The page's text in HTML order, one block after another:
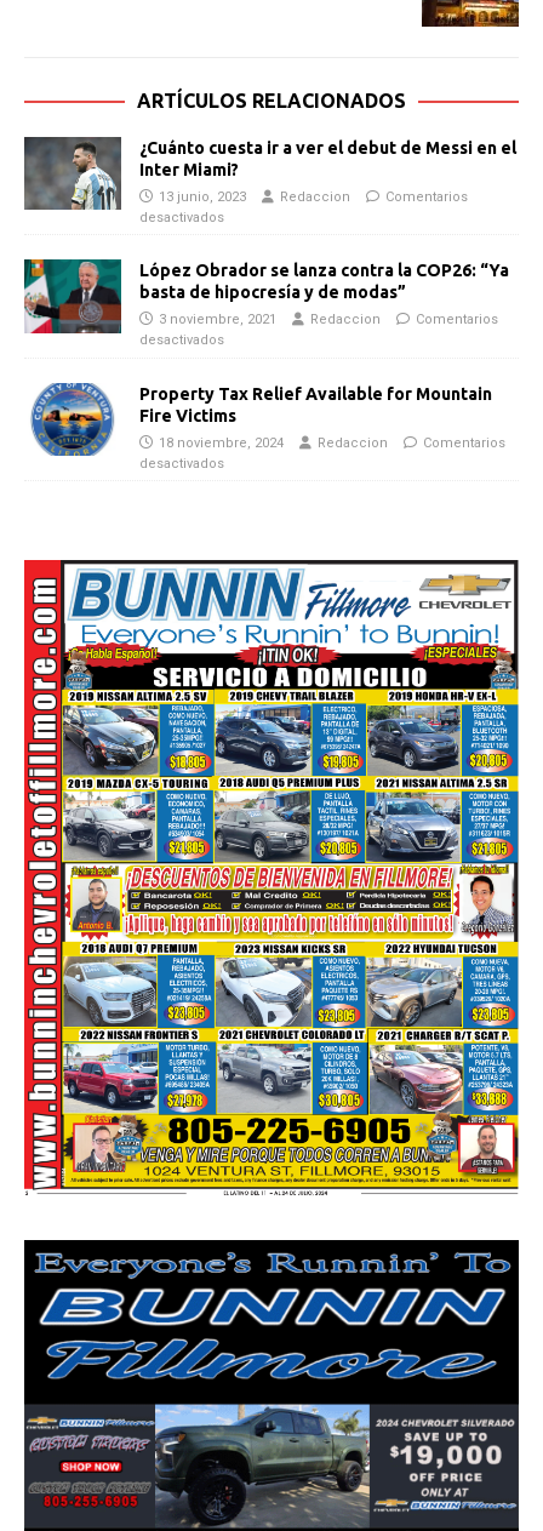
ARTÍCULOS RELACIONADOS
¿Cuánto cuesta ir a ver el debut de Messi en el
Inter Miami?
13 junio, 2023 Redaccion
Comentarios
desactivados
López Obrador se lanza contra la COP26: “Ya
basta de hipocresía y de modas”
3 noviembre, 2021 Redaccion
Comentarios
desactivados
Property Tax Relief Available for Mountain
Fire Victims
18 noviembre, 2024 Redaccion
Comentarios
desactivados